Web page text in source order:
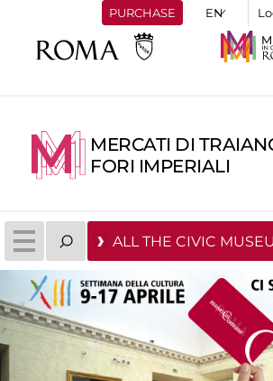
PURCHASE
MERCATI DI
FORI IMPERIALI
ALL THE CIVIC